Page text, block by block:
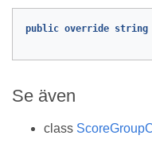
public override string
Se även
class